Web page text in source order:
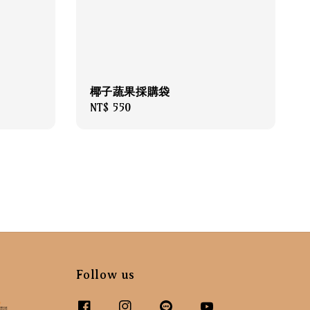
椰子蔬果採購袋
Regular
NT$ 550
Follow us